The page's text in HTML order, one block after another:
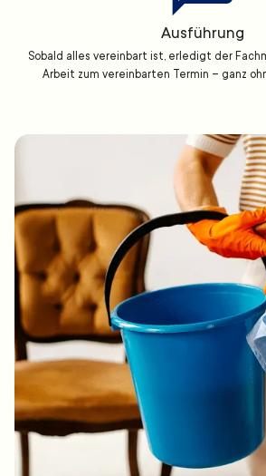
Ausführung
Sobald alles vereinbart ist, erledigt der
Arbeit zum vereinbarten Termin – ganz